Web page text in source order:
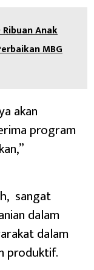
Anak
MBG
akan
program
sangat
dalam
dalam
produktif.